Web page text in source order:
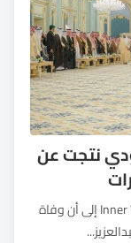
نتجت عن
خلصت محكمة الطب الشرعي في Inner West London إلى أن وفاة